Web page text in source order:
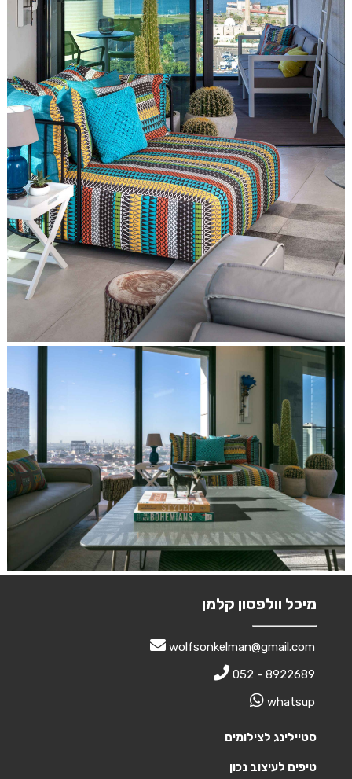
מיכל וולפסון קלמן
wolfsonkelman@gmail.com
052 - 8922689
whatsup
סטיילינג לצילומים
טיפים לעיצוב נכון